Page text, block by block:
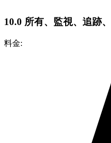
10.0 所有、監視、追跡
料金: